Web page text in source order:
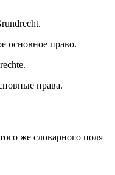
основное право.
права.
же словарного поля